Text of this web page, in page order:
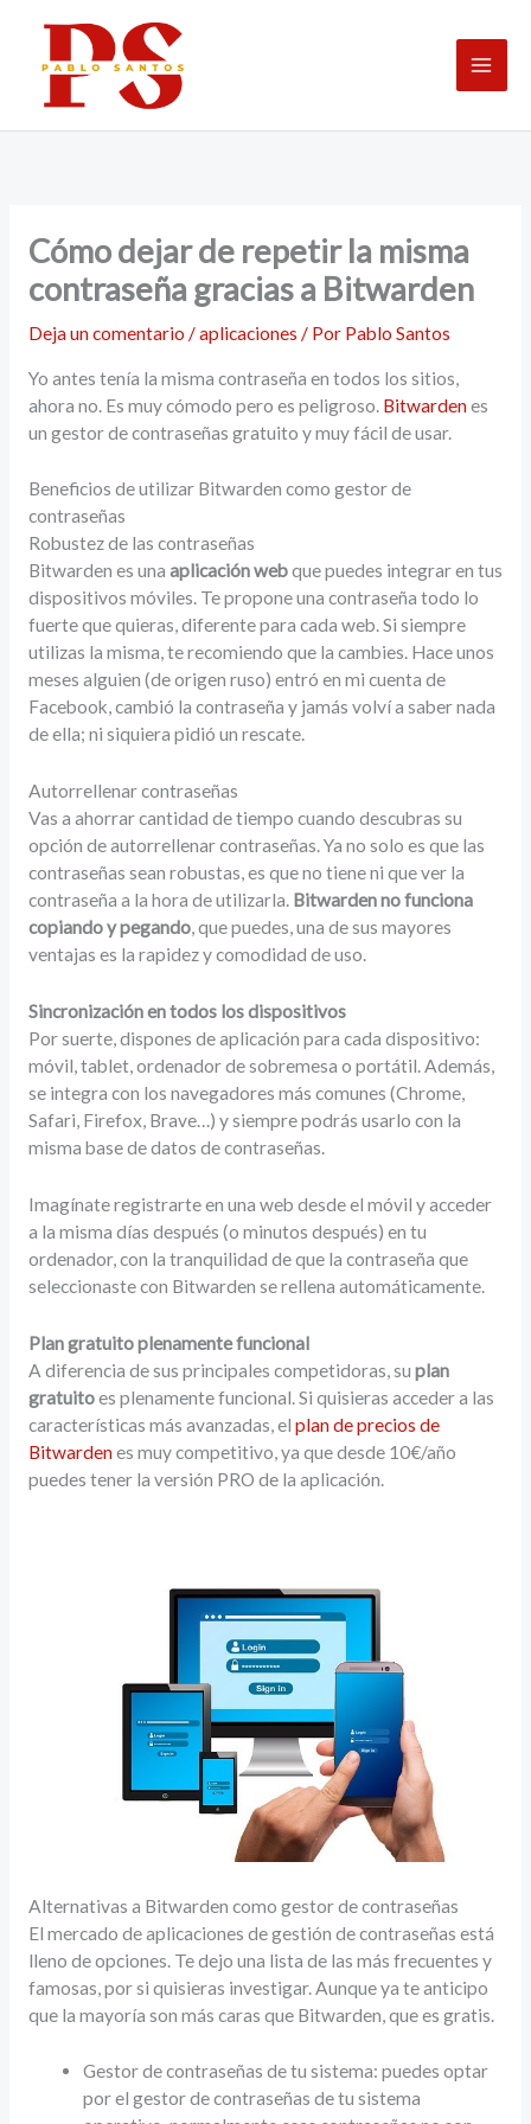
contenido
Cómo dejar de repetir la misma
contraseña gracias a Bitwarden
Deja un comentario /aplicaciones / Por Pablo Santos
Yo antes tenía la misma contraseña en todos los sitios,
ahora no. Es muy cómodo pero es peligroso. Bitwardenes
un gestor de contraseñas gratuito y muy fácil de usar.
Beneficios de utilizar Bitwarden como gestor de
contraseñas
Robustez de las contraseñas
Bitwarden es una aplicación webque puedes integrar en tus
dispositivos móviles. Te propone una contraseña todo lo
fuerte que quieras, diferente para cada web. Si siempre
utilizas la misma, te recomiendo que la cambies. Hace unos
meses alguien (de origen ruso) entró en mi cuenta de
Facebook, cambió la contraseña y jamás volví a saber nada
de ella; ni siquiera pidió un rescate.
Autorrellenar contraseñas
Vas a ahorrar cantidad de tiempo cuando descubras su
opción de autorrellenar contraseñas. Ya no solo es que las
contraseñas sean robustas, es que no tiene ni que ver la
contraseña a la hora de utilizarla. Bitwarden no funciona
copiando y pegando, que puedes, una de sus mayores
ventajas es la rapidez y comodidad de uso.
Sincronización en todos los dispositivos
Por suerte, dispones de aplicación para cada dispositivo:
móvil, tablet, ordenador de sobremesa o portátil. Además,
se integra con los navegadores más comunes (Chrome,
Safari, Firefox, Brave…) y siempre podrás usarlo con la
misma base de datos de contraseñas.
Imagínate registrarte en una web desde el móvil y acceder
a la misma días después (o minutos después) en tu
ordenador, con la tranquilidad de que la contraseña que
seleccionaste con Bitwarden se rellena automáticamente.
Plan gratuito plenamente funcional
A diferencia de sus principales competidoras, su plan
gratuitoes plenamente funcional. Si quisieras acceder a las
características más avanzadas, el plan de precios de
Bitwardenes muy competitivo, ya que desde 10€/año
puedes tener la versión PRO de la aplicación.
Alternativas a Bitwarden como gestor de contraseñas
El mercado de aplicaciones de gestión de contraseñas está
lleno de opciones. Te dejo una lista de las más frecuentes y
famosas, por si quisieras investigar. Aunque ya te anticipo
que la mayoría son más caras que Bitwarden, que es gratis.
Gestor de contraseñas de tu sistema: puedes optar
por el gestor de contraseñas de tu sistema